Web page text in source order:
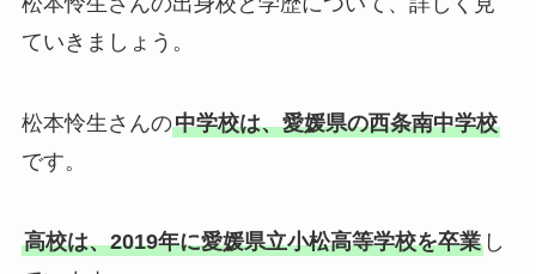
ていきましょう。
松本怜生さんの中学校は、愛媛県の西条南中学校
です。
高校は、2019年に愛媛県立小松高等学校を卒業し